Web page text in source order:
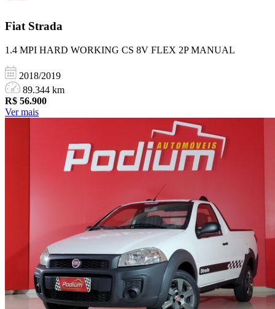
Fiat Strada
1.4 MPI HARD WORKING CS 8V FLEX 2P MANUAL
2018/2019
89.344 km
R$ 56.900
Ver mais